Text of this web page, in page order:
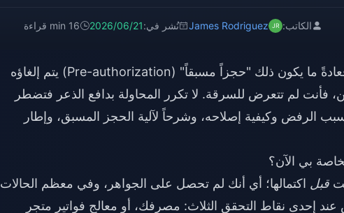
الكاتب: James Rodriguez نُشر في:2026/06/21 16 min قراءة
إذا تم خصم أموال منك أثناء محاولة فاشلة، فعادةً ما يكون ذلك "حجزاً مسبقاً" (Pre-authorization) يتم إلغاؤه
فأنت لم تتعرض للسرقة. لا تكرر المحاولة بدافع الذعر فتضطر
سبب الرفض وكيفية إصلاحه، وشرحاً لآلية الحجز المسبق، وإطار
قبل اكتمالها؛ أي أنك لم تحصل على الجواهر، وفي معظم الحالات
إحدى نقاط التحقق الثلاث: مصرفك، أو معالج فواتير متجر